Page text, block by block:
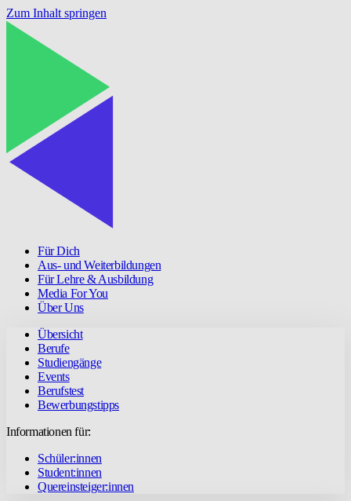
Zum Inhalt springen
Für Dich
Aus- und Weiterbildungen
Für Lehre & Ausbildung
Media For You
Über Uns
Übersicht
Berufe
Studiengänge
Events
Berufstest
Bewerbungstipps
Informationen für:
Schüler:innen
Student:innen
Quereinsteiger:innen